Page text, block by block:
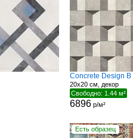
Concrete Design B
20x20 см, декор
Свободно: 1.44 м²
6896 р/м²
Есть образец